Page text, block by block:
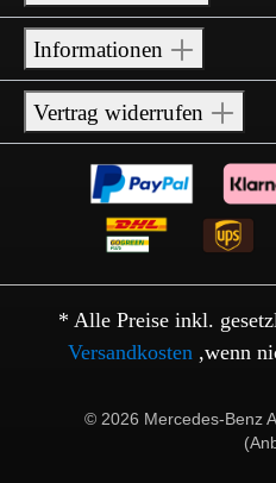
Informationen
Vertrag widerrufen
* Alle Preise inkl.
Versandkosten ,wenn
© 2026 Mercedes-Benz